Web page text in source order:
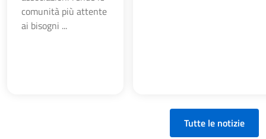
comunità più attente
ai bisogni ...
Tutte le notizie